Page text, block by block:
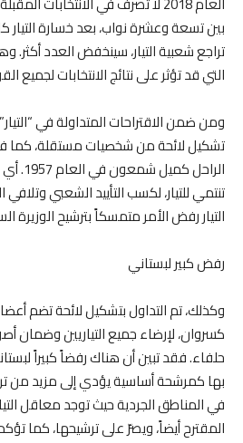
بين تسعة وعشرة نواب، بعد خسارة
تراجع شعبية التيار، سينخفض العدد
التي قد تؤثر على نتائج الانتخابات لجميع
ومن ضمن الاقتراحات المتداولة في
تشكيل لائحة من شخصيات مستقلة، كما
تنتمي للتيار، لكسب التأييد الشعبي
التيار رفض الأمر متمسكاً بترشيح الوزيرة
رفض كبير لبستاني
وكذلك، تم التداول بتشكيل لائحة تضم
كسروان، لإرضاء جميع التياريين وضمان
حلفاء. فقد تبين أن هناك رفضاً كبيراً
بها كمرشحة أساسية يؤدي إلى مزيد من
في المناطق الجردية حيث توجد معاقل
المقترح أيضاً، ويصرّ على ترشيحها، كما